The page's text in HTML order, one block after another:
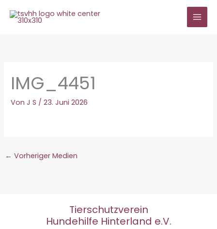
Inhalt
IMG_4451
VonJ S /23. Juni 2026
← Vorheriger Medien
Tierschutzverein
Hundehilfe Hinterland e.V.